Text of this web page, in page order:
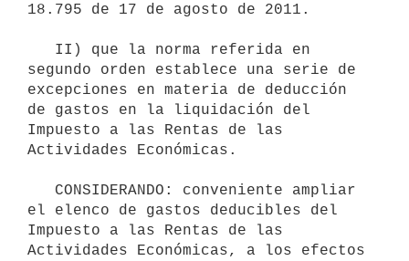
18.795 de 17 de agosto de 2011.
segundo orden establece una serie de
excepciones en materia de deducción
de gastos en la liquidación del
Impuesto a las Rentas de las
Actividades Económicas.
el elenco de gastos deducibles del
Impuesto a las Rentas de las
Actividades Económicas, a los efectos